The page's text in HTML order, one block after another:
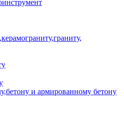
и армированному бетону